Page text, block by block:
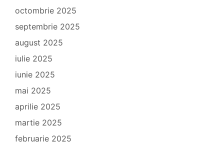
octombrie 2025
septembrie 2025
august 2025
iulie 2025
iunie 2025
mai 2025
aprilie 2025
martie 2025
februarie 2025